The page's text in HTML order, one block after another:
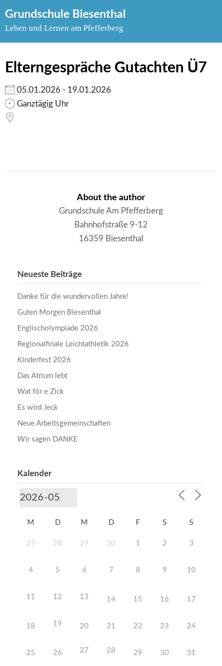
to
Grundschule Biesenthal
Leben und Lernen am Pfefferberg
Elterngespräche Gutachten Ü7
05.01.2026 - 19.01.2026
Ganztägig Uhr
About the author
Grundschule Am Pfefferberg
Bahnhofstraße 9-12
16359 Biesenthal
Neueste Beiträge
Danke für die wundervollen Jahre!
Guten Morgen Biesenthal
Englischolympiade 2026
Regionalfinale Leichtathletik 2026
Kinderfest 2026
Das Atrium lebt
Wat för e Zick
Es wird Jeck
Neue Arbeitsgemeinschaften
Wir sagen DANKE
Kalender
M D M D F S S
27 28 29 30 1 2 3
4 5 6 7 8 9 10
11 12 13 14 15 16 17
18 19 20 21 22 23 24
25 26 27 28 29 30 31